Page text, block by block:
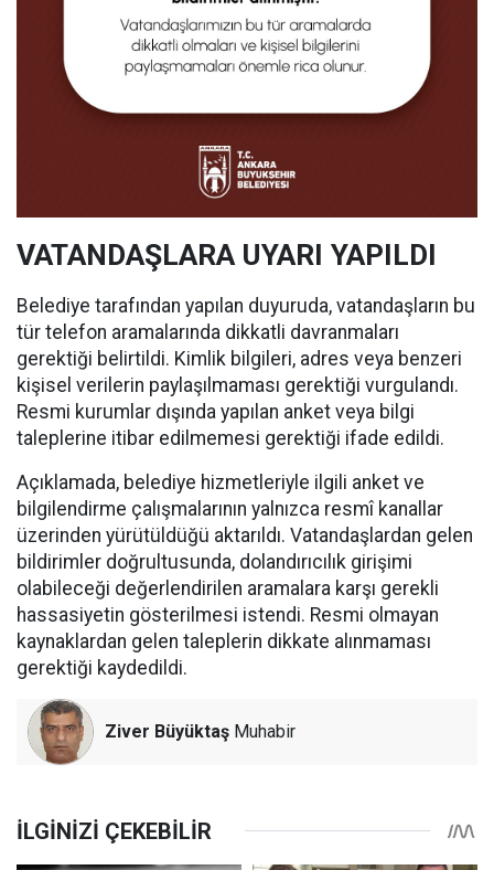
VATANDAŞLARA UYARI YAPILDI
Belediye tarafından yapılan duyuruda, vatandaşların bu
tür telefon aramalarında dikkatli davranmaları
gerektiği belirtildi. Kimlik bilgileri, adres veya benzeri
kişisel verilerin paylaşılmaması gerektiği vurgulandı.
Resmi kurumlar dışında yapılan anket veya bilgi
taleplerine itibar edilmemesi gerektiği ifade edildi.
Açıklamada, belediye hizmetleriyle ilgili anket ve
bilgilendirme çalışmalarının yalnızca resmî kanallar
üzerinden yürütüldüğü aktarıldı. Vatandaşlardan gelen
bildirimler doğrultusunda, dolandırıcılık girişimi
olabileceği değerlendirilen aramalara karşı gerekli
hassasiyetin gösterilmesi istendi. Resmi olmayan
kaynaklardan gelen taleplerin dikkate alınmaması
gerektiği kaydedildi.
Ziver Büyüktaş Muhabir